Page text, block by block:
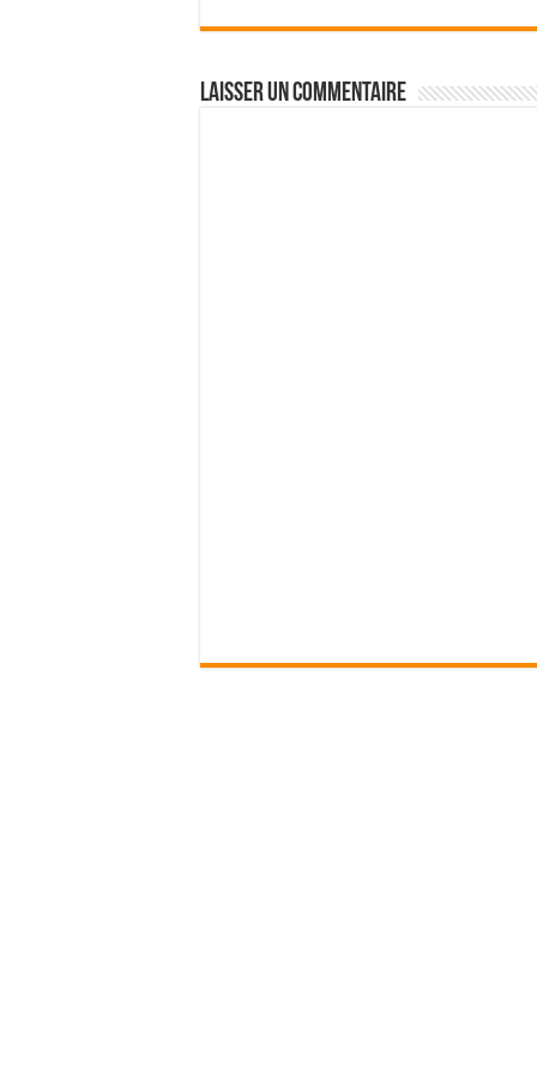
Laisser un commentaire